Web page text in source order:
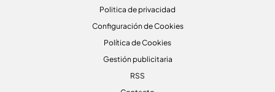
Politica de privacidad
Configuración de Cookies
Política de Cookies
Gestión publicitaria
RSS